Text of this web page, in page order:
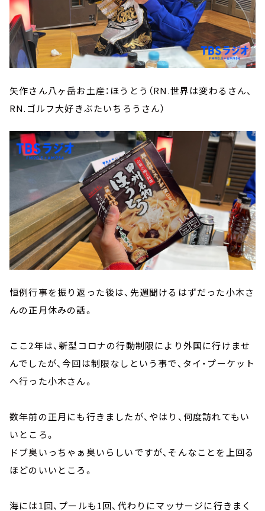
矢作さん八ヶ岳お土産：ほうとう（RN.世界は変わるさん、
RN.ゴルフ大好きぶたいちろうさん）
恒例行事を振り返った後は、先週聞けるはずだった小木さ
んの正月休みの話。
ここ2年は、新型コロナの行動制限により外国に行けませ
んでしたが、今回は制限なしという事で、タイ・プーケット
へ行った小木さん。
数年前の正月にも行きましたが、やはり、何度訪れてもい
いところ。
ドブ臭いっちゃぁ臭いらしいですが、そんなことを上回る
ほどのいいところ。
海には1回、プールも1回、代わりにマッサージに行きまく